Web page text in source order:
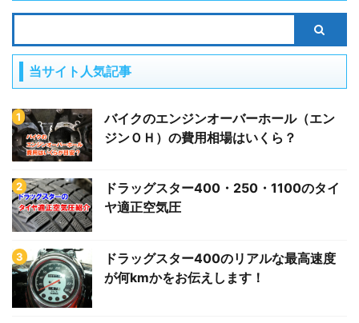
当サイト人気記事
バイクのエンジンオーバーホール（エン
ジンＯＨ）の費用相場はいくら？
ドラッグスター400・250・1100のタイ
ヤ適正空気圧
ドラッグスター400のリアルな最高速度
が何kmかをお伝えします！